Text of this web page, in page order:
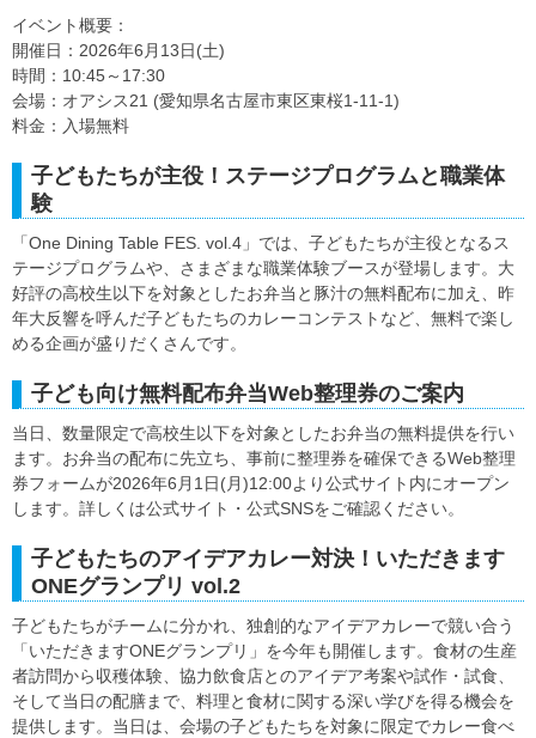
イベント概要：
開催日：2026年6月13日(土)
時間：10:45～17:30
会場：オアシス21 (愛知県名古屋市東区東桜1-11-1)
料金：入場無料
子どもたちが主役！ステージプログラムと職業体
験
「One Dining Table FES. vol.4」では、子どもたちが主役となるス
テージプログラムや、さまざまな職業体験ブースが登場します。大
好評の高校生以下を対象としたお弁当と豚汁の無料配布に加え、昨
年大反響を呼んだ子どもたちのカレーコンテストなど、無料で楽し
める企画が盛りだくさんです。
子ども向け無料配布弁当Web整理券のご案内
当日、数量限定で高校生以下を対象としたお弁当の無料提供を行い
ます。お弁当の配布に先立ち、事前に整理券を確保できるWeb整理
券フォームが2026年6月1日(月)12:00より公式サイト内にオープン
します。詳しくは公式サイト・公式SNSをご確認ください。
子どもたちのアイデアカレー対決！いただきます
ONEグランプリ vol.2
子どもたちがチームに分かれ、独創的なアイデアカレーで競い合う
「いただきますONEグランプリ」を今年も開催します。食材の生産
者訪問から収穫体験、協力飲食店とのアイデア考案や試作・試食、
そして当日の配膳まで、料理と食材に関する深い学びを得る機会を
提供します。当日は、会場の子どもたちを対象に限定でカレー食べ